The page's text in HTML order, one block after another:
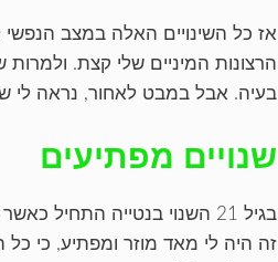
אז כל השינויים האלה במצב
הרצונות המיניים שלי קצת. ולמרות
בעיה. אבל במבט לאחור, נראה לי
שנויים מפתיעים
בגיל 21 השנוי בנטייה
זה היה לי מאד מוזר ומפתיע, כי כל